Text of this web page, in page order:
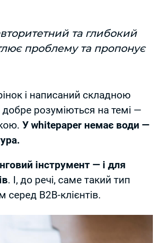
та глибокий
проблему та пропонує
і написаний складною
розуміються на темі —
У whitepaper немає води —
інструмент — і для
. І, до речі, саме такий тип
B2B-клієнтів.